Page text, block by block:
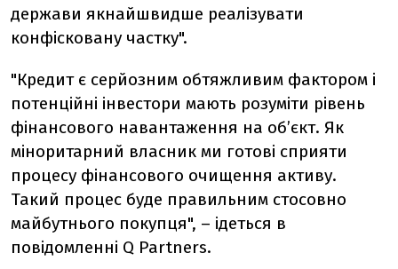
держави якнайшвидше реалізувати
конфісковану частку".
"Кредит є серйозним обтяжливим фактором і
потенційні інвестори мають розуміти рівень
фінансового навантаження на об’єкт. Як
міноритарний власник ми готові сприяти
процесу фінансового очищення активу.
Такий процес буде правильним стосовно
майбутнього покупця", – ідеться в
повідомленні Q Partners.